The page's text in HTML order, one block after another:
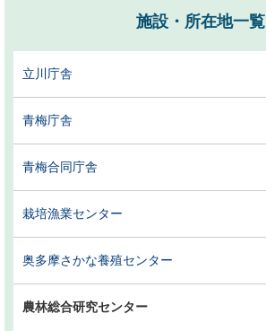
施設・所在地一覧
立川庁舎
青梅庁舎
青梅合同庁舎
栽培漁業センター
奥多摩さかな養殖センター
農林総合研究センター